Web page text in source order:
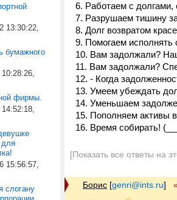
13:30:22,
бумажного
фирмы.
для
15:56:57,
слогану
6. Работаем с долгами,
7. Разрушаем тишину
8. Долг возвратом
9. Помогаем исполнять
10. Вам задолжали?
11. Вам задолжали?
12. - Когда
13. Умеем убеждать
14. Уменьшаем
15. Пополняем активы
16. Время собирать!
[Показать все ответы на
Борис [genri@ints.ru]